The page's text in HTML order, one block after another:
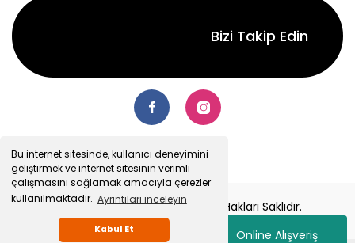
Bu internet sitesinde, kullanıcı deneyimini
geliştirmek ve internet sitesinin verimli
çalışmasını sağlamak amacıyla çerezler
kullanılmaktadır. Ayrıntıları inceleyin
Kabul Et Online Alışveriş
Bizi Takip Edin
© 2022 Senetsepet.com. Tüm Hakları Saklıdır.